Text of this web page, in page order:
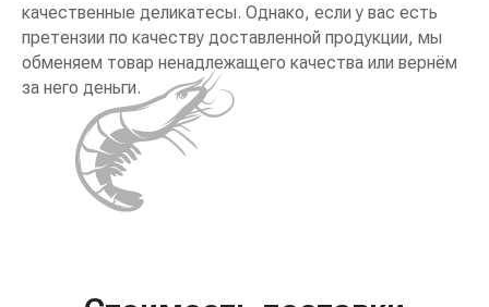
качественные деликатесы. Однако, если у вас есть
претензии по качеству доставленной продукции, мы
обменяем товар ненадлежащего качества или вернём
за него деньги.